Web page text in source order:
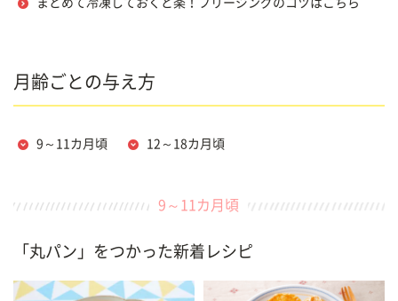
まとめて冷凍しておくと楽！フリージングのコツはこちら
月齢ごとの与え方
9～11カ月頃 12～18カ月頃
9～11カ月頃
「丸パン」をつかった新着レシピ